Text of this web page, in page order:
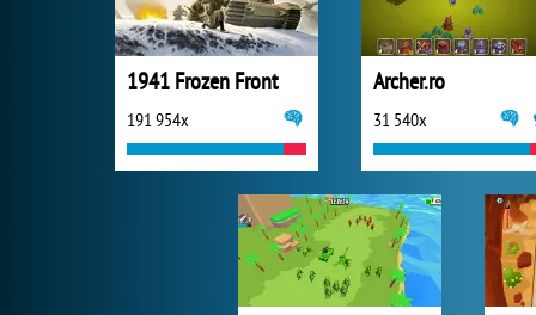
1941 Frozen Front
191 954x
Archer.ro
31 540x